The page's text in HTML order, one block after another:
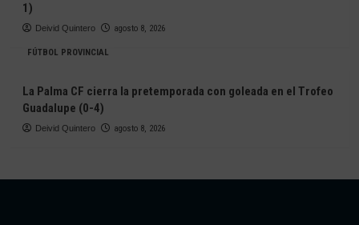
1)
Deivid Quintero agosto 8, 2026
FÚTBOL PROVINCIAL
La Palma CF cierra la pretemporada con goleada en el Trofeo
Guadalupe (0-4)
Deivid Quintero agosto 8, 2026